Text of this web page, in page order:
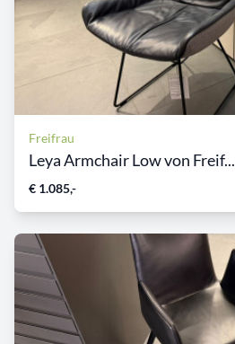
Freifrau
Leya Armchair Low von Freif...
€ 1.085,-